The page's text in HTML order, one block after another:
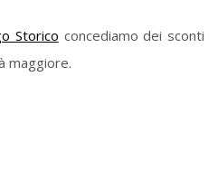
Storico concediamo dei sconti
maggiore.